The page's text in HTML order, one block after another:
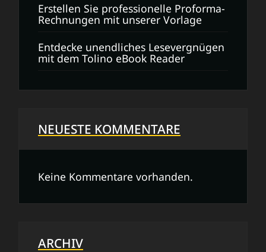
Erstellen Sie professionelle Proforma-
Rechnungen mit unserer Vorlage
Entdecke unendliches Lesevergnügen
mit dem Tolino eBook Reader
NEUESTE KOMMENTARE
Keine Kommentare vorhanden.
ARCHIV